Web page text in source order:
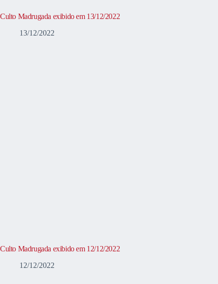
Culto Madrugada exibido em 13/12/2022
13/12/2022
Culto Madrugada exibido em 12/12/2022
12/12/2022